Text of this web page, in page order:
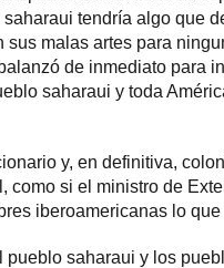
tendría algo que
malas artes para
de inmediato para
saharaui y toda
y, en definitiva,
como si el ministro de
iberoamericanas lo que
pueblo saharaui y los